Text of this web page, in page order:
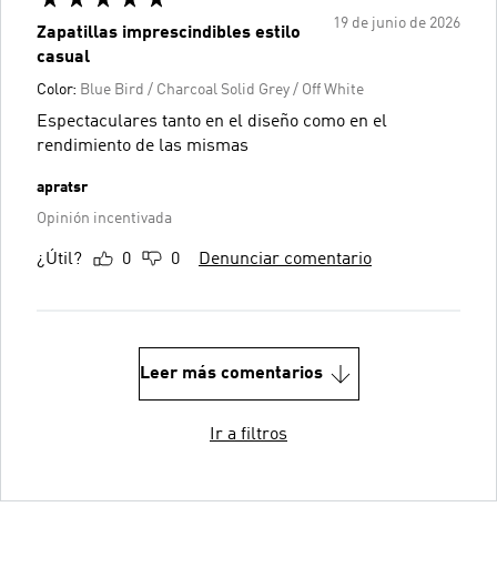
19 de junio de 2026
Zapatillas imprescindibles estilo
casual
Color: Blue Bird / Charcoal Solid Grey / Off White
Espectaculares tanto en el diseño como en el
rendimiento de las mismas
apratsr
Opinión incentivada
¿Útil? 0 0 Denunciar comentario
Leer más comentarios
Ir a filtros